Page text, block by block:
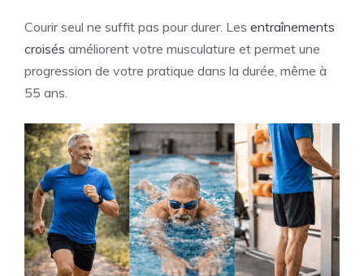
Courir seul ne suffit pas pour durer. Les entraînements
croisés améliorent votre musculature et permet une
progression de votre pratique dans la durée, même à
55 ans.